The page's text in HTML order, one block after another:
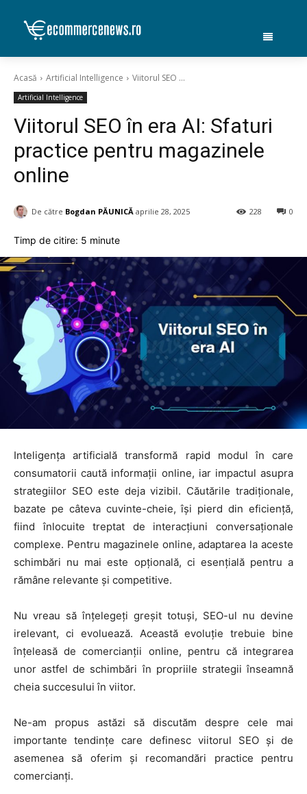
Acasă Artificial Intelligence Viitorul SEO ...
Artificial Intelligence
Viitorul SEO în era AI: Sfaturi
practice pentru magazinele
online
De către Bogdan PĂUNICĂ aprilie 28, 2025 0
228
Timp de citire: 5 minute
Inteligența artificială transformă rapid modul în care
consumatorii caută informații online, iar impactul asupra
strategiilor SEO este deja vizibil. Căutările tradiționale,
bazate pe câteva cuvinte-cheie, își pierd din eficiență,
fiind înlocuite treptat de interacțiuni conversaționale
complexe. Pentru magazinele online, adaptarea la aceste
schimbări nu mai este opțională, ci esențială pentru a
rămâne relevante și competitive.
Nu vreau să înțelegeți greșit totuși, SEO-ul nu devine
irelevant, ci evoluează. Această evoluție trebuie bine
înțeleasă de comercianții online, pentru că integrarea
unor astfel de schimbări în propriile strategii înseamnă
cheia succesului în viitor.
Ne-am propus astăzi să discutăm despre cele mai
importante tendințe care definesc viitorul SEO și de
asemenea să oferim și recomandări practice pentru
comercianți.